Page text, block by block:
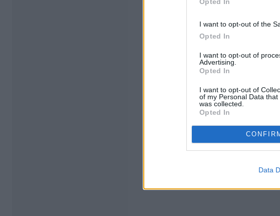
I want to opt-out of the
Opted In
I want to opt-out of
Advertising.
Opted In
I want to opt-out of
of my Personal Data
was collected.
Opted In
Data